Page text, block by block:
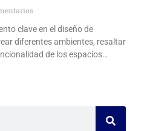
clave en el diseño de
diferentes ambientes, resaltar
de los espacios…